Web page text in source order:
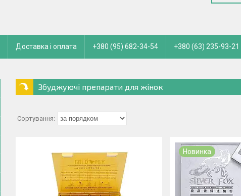
Доставка і оплата +380 (95) 682-34-54 +380 (63) 235-93-21
Збуджуючі препарати для жінок
Новинка